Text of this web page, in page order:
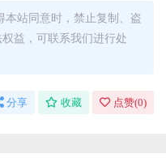
站同意时，禁止复制、盗
益，可联系我们进行处
分享 收藏 点赞(0)